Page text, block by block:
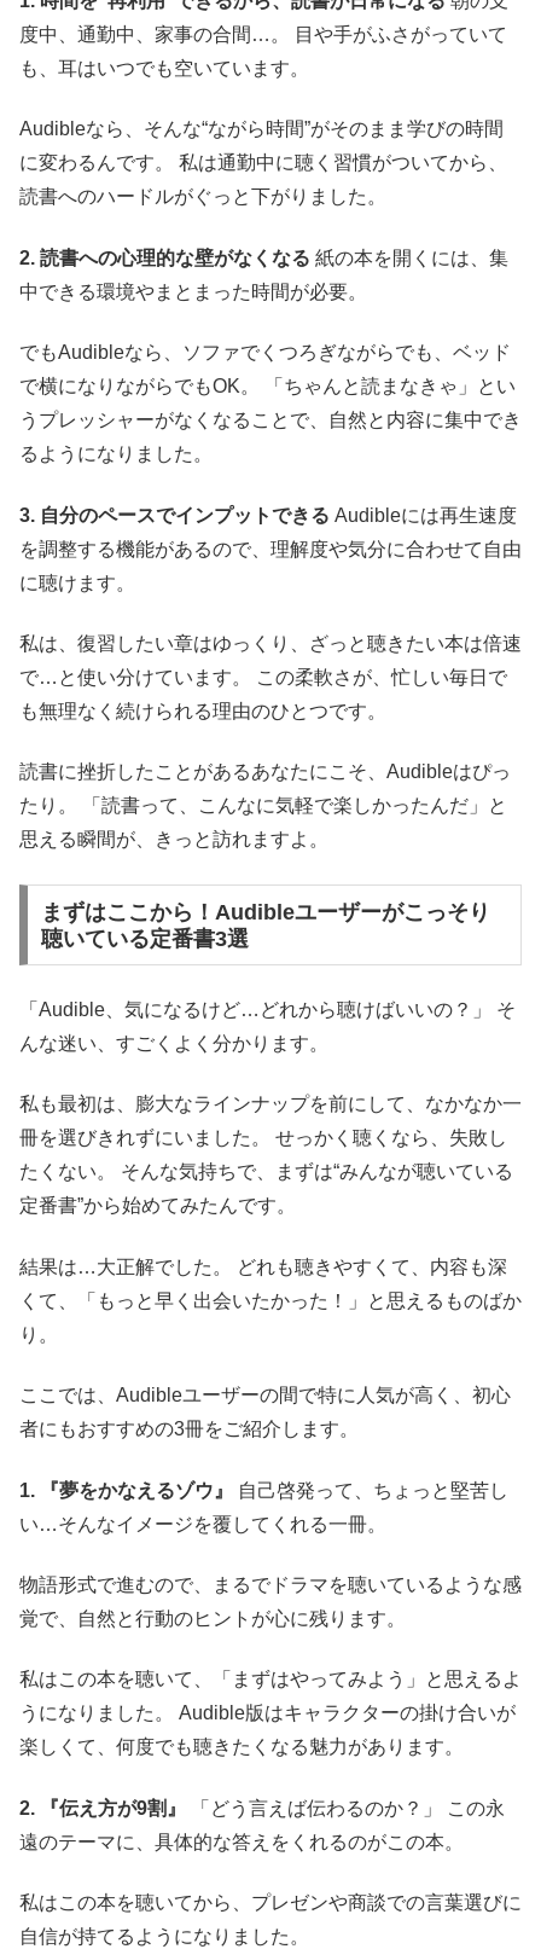
度中、通勤中、家事の合間…。 目や手がふさがっていて
も、耳はいつでも空いています。
Audibleなら、そんな“ながら時間”がそのまま学びの時間
に変わるんです。 私は通勤中に聴く習慣がついてから、
読書へのハードルがぐっと下がりました。
2. 読書への心理的な壁がなくなる 紙の本を開くには、集
中できる環境やまとまった時間が必要。
でもAudibleなら、ソファでくつろぎながらでも、ベッド
で横になりながらでもOK。 「ちゃんと読まなきゃ」とい
うプレッシャーがなくなることで、自然と内容に集中でき
るようになりました。
3. 自分のペースでインプットできる Audibleには再生速度
を調整する機能があるので、理解度や気分に合わせて自由
に聴けます。
私は、復習したい章はゆっくり、ざっと聴きたい本は倍速
で…と使い分けています。 この柔軟さが、忙しい毎日で
も無理なく続けられる理由のひとつです。
読書に挫折したことがあるあなたにこそ、Audibleはぴっ
たり。 「読書って、こんなに気軽で楽しかったんだ」と
思える瞬間が、きっと訪れますよ。
まずはここから！Audibleユーザーがこっそり
聴いている定番書3選
「Audible、気になるけど…どれから聴けばいいの？」 そ
んな迷い、すごくよく分かります。
私も最初は、膨大なラインナップを前にして、なかなか一
冊を選びきれずにいました。 せっかく聴くなら、失敗し
たくない。 そんな気持ちで、まずは“みんなが聴いている
定番書”から始めてみたんです。
結果は…大正解でした。 どれも聴きやすくて、内容も深
くて、「もっと早く出会いたかった！」と思えるものばか
り。
ここでは、Audibleユーザーの間で特に人気が高く、初心
者にもおすすめの3冊をご紹介します。
1. 『夢をかなえるゾウ』
自己啓発って、ちょっと堅苦し
い…そんなイメージを覆してくれる一冊。
物語形式で進むので、まるでドラマを聴いているような感
覚で、自然と行動のヒントが心に残ります。
私はこの本を聴いて、「まずはやってみよう」と思えるよ
うになりました。 Audible版はキャラクターの掛け合いが
楽しくて、何度でも聴きたくなる魅力があります。
2. 『伝え方が9割』
「どう言えば伝わるのか？」 この永
遠のテーマに、具体的な答えをくれるのがこの本。
私はこの本を聴いてから、プレゼンや商談での言葉選びに
自信が持てるようになりました。